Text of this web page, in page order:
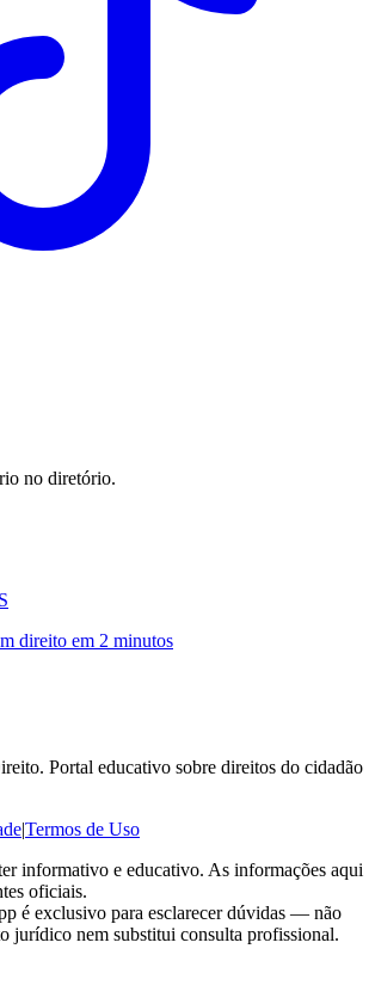
no diretório.
direito em 2 minutos
Portal educativo sobre direitos do cidadão
|Termos de Uso
informativo e educativo. As informações aqui
oficiais.
é exclusivo para esclarecer dúvidas — não
jurídico nem substitui consulta profissional.